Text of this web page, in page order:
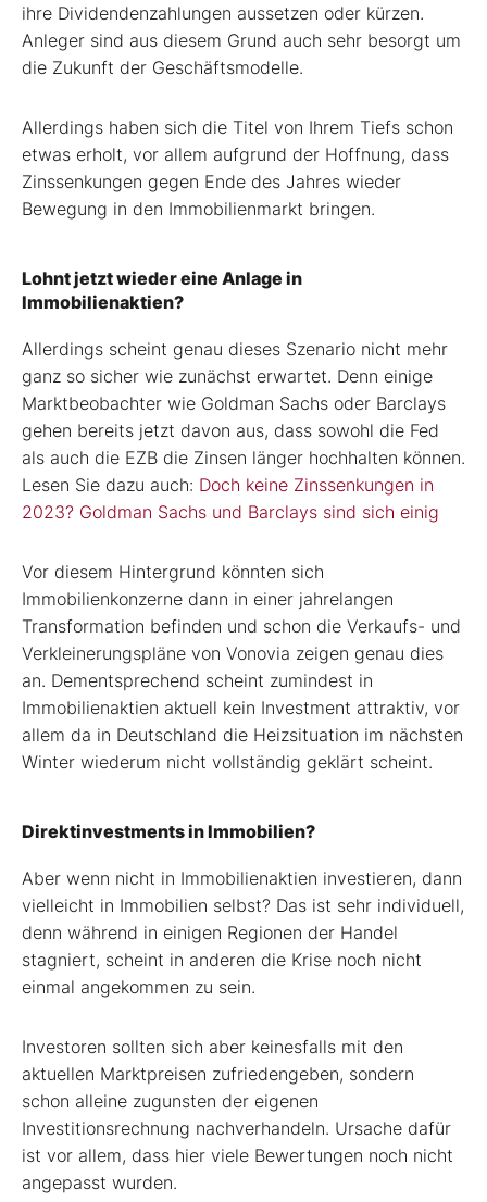
ihre Dividendenzahlungen aussetzen oder kürzen.
Anleger sind aus diesem Grund auch sehr besorgt um
die Zukunft der Geschäftsmodelle.
Allerdings haben sich die Titel von Ihrem Tiefs schon
etwas erholt, vor allem aufgrund der Hoffnung, dass
Zinssenkungen gegen Ende des Jahres wieder
Bewegung in den Immobilienmarkt bringen.
Lohnt jetzt wieder eine Anlage in
Immobilienaktien?
Allerdings scheint genau dieses Szenario nicht mehr
ganz so sicher wie zunächst erwartet. Denn einige
Marktbeobachter wie Goldman Sachs oder Barclays
gehen bereits jetzt davon aus, dass sowohl die Fed
als auch die EZB die Zinsen länger hochhalten können.
Lesen Sie dazu auch: Doch keine Zinssenkungen in
2023? Goldman Sachs und Barclays sind sich einig
Vor diesem Hintergrund könnten sich
Immobilienkonzerne dann in einer jahrelangen
Transformation befinden und schon die Verkaufs- und
Verkleinerungspläne von Vonovia zeigen genau dies
an. Dementsprechend scheint zumindest in
Immobilienaktien aktuell kein Investment attraktiv, vor
allem da in Deutschland die Heizsituation im nächsten
Winter wiederum nicht vollständig geklärt scheint.
Direktinvestments in Immobilien?
Aber wenn nicht in Immobilienaktien investieren, dann
vielleicht in Immobilien selbst? Das ist sehr individuell,
denn während in einigen Regionen der Handel
stagniert, scheint in anderen die Krise noch nicht
einmal angekommen zu sein.
Investoren sollten sich aber keinesfalls mit den
aktuellen Marktpreisen zufriedengeben, sondern
schon alleine zugunsten der eigenen
Investitionsrechnung nachverhandeln. Ursache dafür
ist vor allem, dass hier viele Bewertungen noch nicht
angepasst wurden.